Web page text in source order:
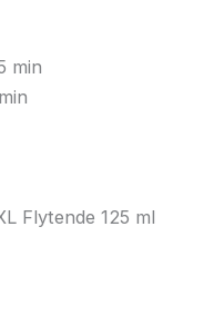
min
Flytende 125 ml